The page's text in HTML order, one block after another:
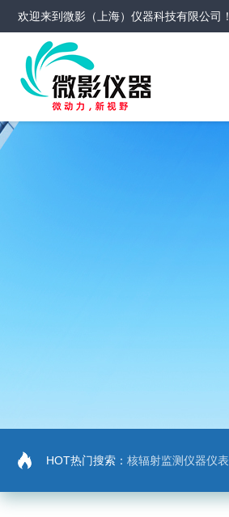
欢迎来到微影（上海）仪器科技有限公司 ！
HOT热门搜索： 核辐射监测仪器仪